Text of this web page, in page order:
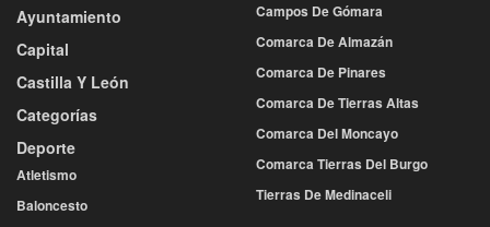
Ayuntamiento
Capital
Castilla Y León
Categorías
Deporte
Atletismo
Baloncesto
Campos De Gómara
Comarca De Almazán
Comarca De Pinares
Comarca De Tierras Altas
Comarca Del Moncayo
Comarca Tierras Del Burgo
Tierras De Medinaceli